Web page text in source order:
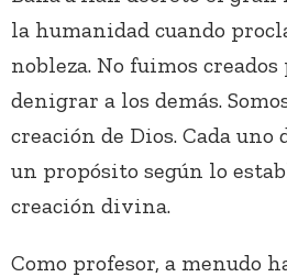
la humanidad cuando
nobleza. No fuimos
denigrar a los demás.
creación de Dios. Cada uno
un propósito según lo
creación divina.
Como profesor, a menudo